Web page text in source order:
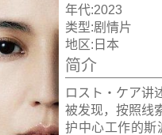
年代:2023
类型:剧情片
地区: 日本
简介
ロスト・ケア讲
被发现，按照线
护中心工作的斯